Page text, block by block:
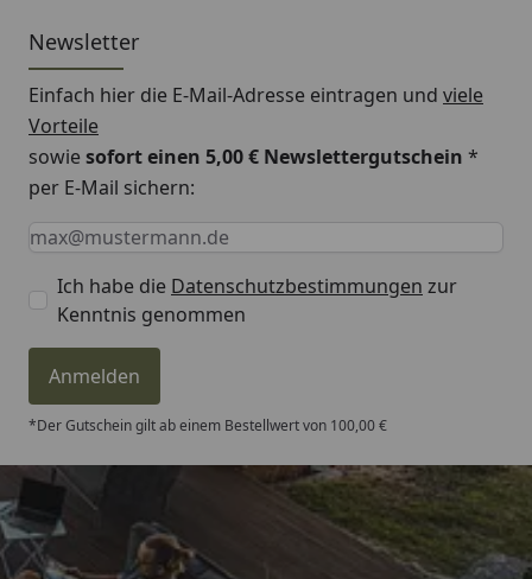
Newsletter
Einfach hier die E-Mail-Adresse eintragen und viele
Vorteile
sowiesofort einen 5,00 € Newslettergutschein *
per E-Mail sichern:
Keine Eingabe erforderlich
Eingabe erforderlich
E-Mail *
Ich habe die Datenschutzbestimmungen zur
Kenntnis genommen
Anmelden
*Der Gutschein gilt ab einem Bestellwert von 100,00 €
Trusted Shops